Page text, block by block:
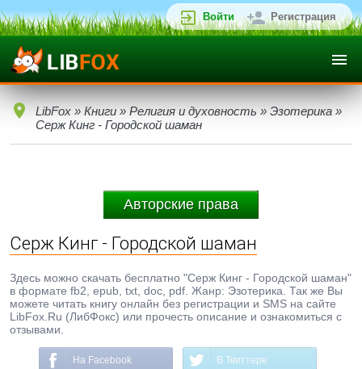
Войти Регистрация
LibFox » Книги » Религия и духовность » Эзотерика »
Серж Кинг - Городской шаман
Авторские права
Серж Кинг - Городской шаман
Здесь можно скачать бесплатно "Серж Кинг - Городской шаман"
в формате fb2, epub, txt, doc, pdf. Жанр: Эзотерика. Так же Вы
можете читать книгу онлайн без регистрации и SMS на сайте
LibFox.Ru (ЛибФокс) или прочесть описание и ознакомиться с
отзывами.
На Facebook В Твиттере